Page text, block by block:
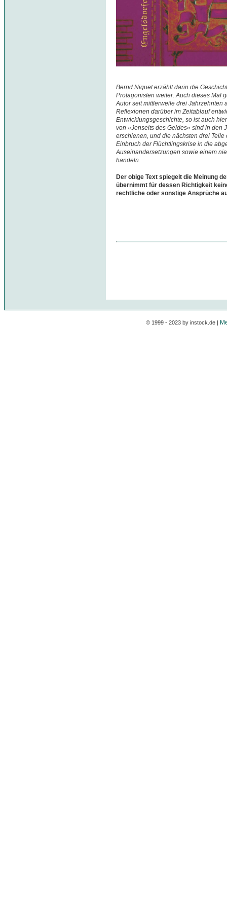
Bernd Niquet erzählt darin die
Protagonisten weiter. Auch dieses Mal
Autor seit mittlerweile drei Jahrzehnten
Reflexionen darüber im Zeitablauf
Entwicklungsgeschichte, so ist auch
von »Jenseits des Geldes« sind in den
erschienen, und die nächsten drei
Einbruch der Flüchtlingskrise in die
Auseinandersetzungen sowie einem
handeln.
Der obige Text spiegelt die Meinung
übernimmt für dessen Richtigkeit
rechtliche oder sonstige Ansprüche
© 1999 - 2023 by instock.de |